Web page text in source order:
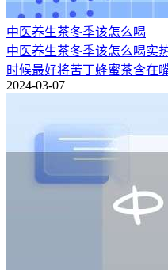
中医养生茶冬季该怎么喝
中医养生茶冬季该怎么喝实
时候最好将苦丁蜂蜜茶含在
2024-03-07